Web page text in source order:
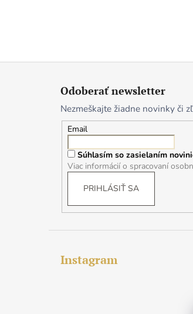
Odoberať newsletter
Nezmeškajte žiadne novinky či
Email
Súhlasím so zasielaním
Viac informácií o spracovaní
PRIHLÁSIŤ SA
Instagram